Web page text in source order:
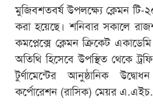
মুজিবশতবর্ষ উপলক্ষ্যে ক্লেমন টি-
করা হয়েছে। শনিবার সকালে
কমপ্লেক্সে ক্লেমন ক্রিকেট
অতিথি হিসেবে উপস্থিত থেকে
টুর্ণামেন্টের আনুষ্ঠানিক
কর্পোরেশন (রাসিক) মেয়র